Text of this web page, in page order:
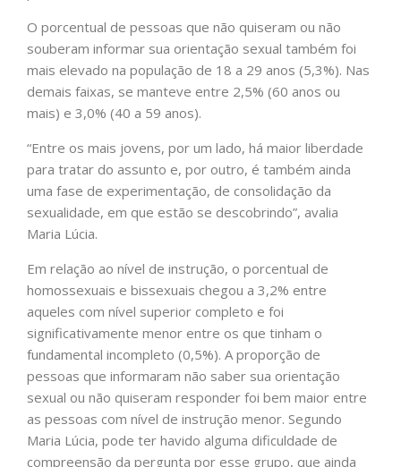
O porcentual de pessoas que não quiseram ou não
souberam informar sua orientação sexual também foi
mais elevado na população de 18 a 29 anos (5,3%). Nas
demais faixas, se manteve entre 2,5% (60 anos ou
mais) e 3,0% (40 a 59 anos).
“Entre os mais jovens, por um lado, há maior liberdade
para tratar do assunto e, por outro, é também ainda
uma fase de experimentação, de consolidação da
sexualidade, em que estão se descobrindo”, avalia
Maria Lúcia.
Em relação ao nível de instrução, o porcentual de
homossexuais e bissexuais chegou a 3,2% entre
aqueles com nível superior completo e foi
significativamente menor entre os que tinham o
fundamental incompleto (0,5%). A proporção de
pessoas que informaram não saber sua orientação
sexual ou não quiseram responder foi bem maior entre
as pessoas com nível de instrução menor. Segundo
Maria Lúcia, pode ter havido alguma dificuldade de
compreensão da pergunta por esse grupo, que ainda